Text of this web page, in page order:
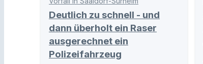
Deutlich zu schnell - und
dann überholt ein Raser
ausgerechnet ein
Polizeifahrzeug